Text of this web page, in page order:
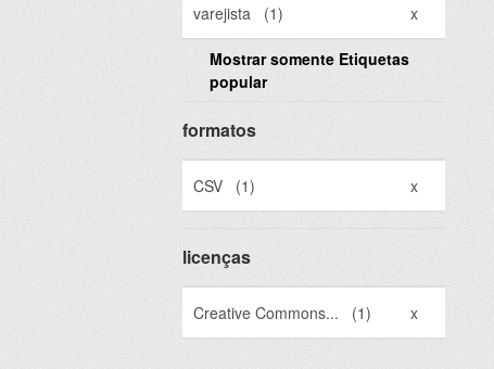
varejista
(1) x
Mostrar somente Etiquetas
popular
formatos
CSV (1) x
licenças
Creative Commons... (1) x